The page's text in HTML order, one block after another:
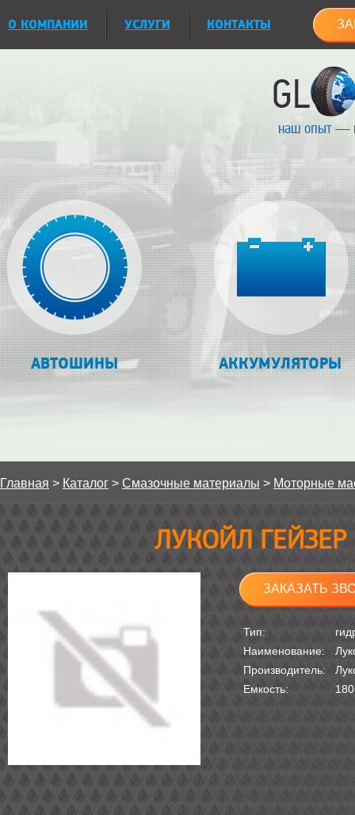
О КОМПАНИИ УСЛУГИ КОНТАКТЫ
наш опыт —
АВТОШИНЫ АККУМУЛЯТОРЫ
Главная > Каталог > Смазочные материалы > Моторные
ЛУКОЙЛ ГЕЙЗЕР
ЗАКАЗАТЬ
Тип:
Наименование:
Производитель:
Емкость: